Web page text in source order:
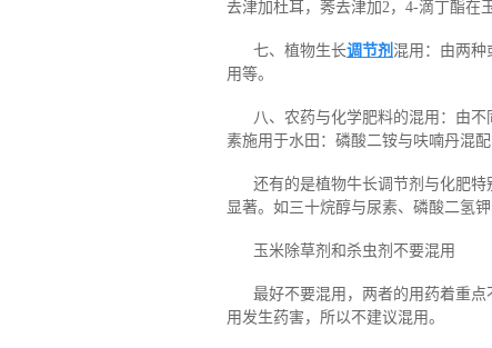
去津加杜耳，莠去津加2，4-滴丁酯在
七、植物生长调节剂 混用：由两种
用等。
八、农药与化学肥料的混用：由
素施用于水田：磷酸二铵与呋喃丹混
还有的是植物牛长调节剂与化肥
显著。如三十烷醇与尿素、磷酸二氢
玉米除草剂和杀虫剂不要混用
最好不要混用，两者的用药着重
用发生药害，所以不建议混用。